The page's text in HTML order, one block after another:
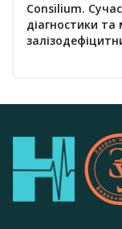
Consilium.
діагностики